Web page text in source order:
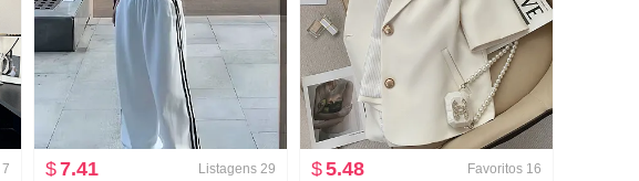
7
$7.41 Listagens 29
$5.48 Favoritos 16